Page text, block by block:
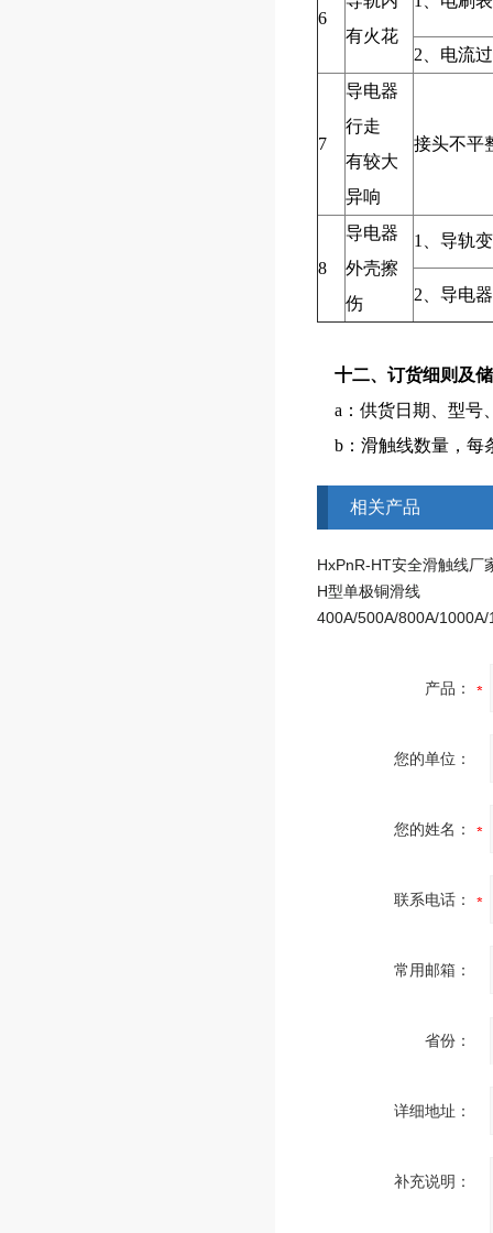
6
有火花
2、电流
7
导电器
行走
有较大
异响
接头不平
8
导电器
外壳擦
伤
1、导轨
2、导电
十二、订货细则及
a：供货日期、型号
b：滑触线数量，每
相关产品
HxPnR-HT安全滑触线厂
H型单极铜滑线
产品：
您的单位：
您的姓名：
联系电话：
常用邮箱：
省份：
详细地址：
补充说明：